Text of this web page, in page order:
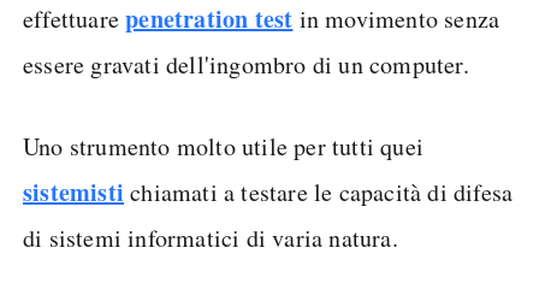
effettuarepenetration test in movimento senza
essere gravati dell'ingombro di un computer.
Uno strumento molto utile per tutti quei
sistemisti chiamati a testare le capacità di difesa
di sistemi informatici di varia natura.